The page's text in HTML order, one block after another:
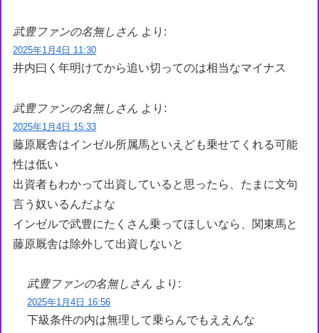
武豊ファンの名無しさん より:
2025年1月4日 11:30
井内曰く年明けてから追い切ってのは相当なマイナス
武豊ファンの名無しさん より:
2025年1月4日 15:33
藤原厩舎はインゼル所属馬といえども乗せてくれる可能
性は低い
出資者もわかって出資していると思ったら、たまに文句
言う奴いるんだよな
インゼルで武豊にたくさん乗ってほしいなら、関東馬と
藤原厩舎は除外して出資しないと
武豊ファンの名無しさん より:
2025年1月4日 16:56
下級条件の内は無理して乗らんでもええんな